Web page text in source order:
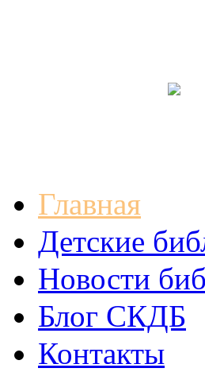
Главная
Детские
Новости
Блог СКДБ
Контакты